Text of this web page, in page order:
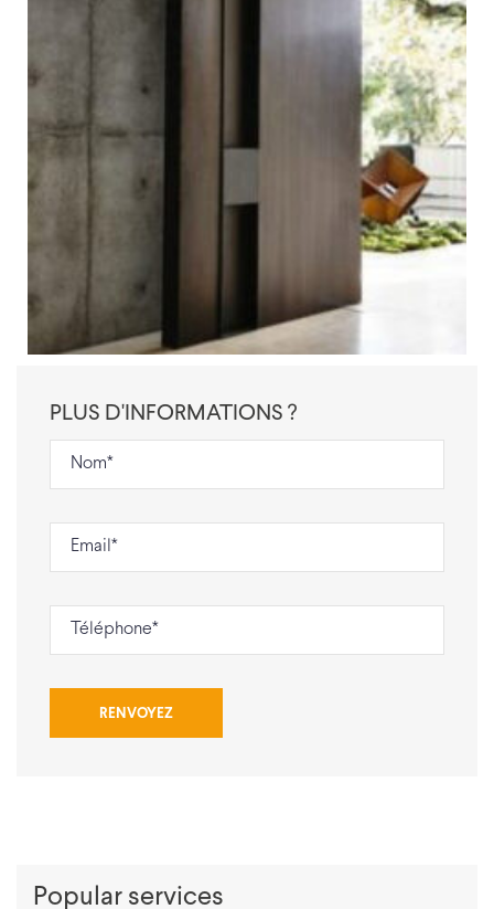
PLUS D'INFORMATIONS ?
Popular services